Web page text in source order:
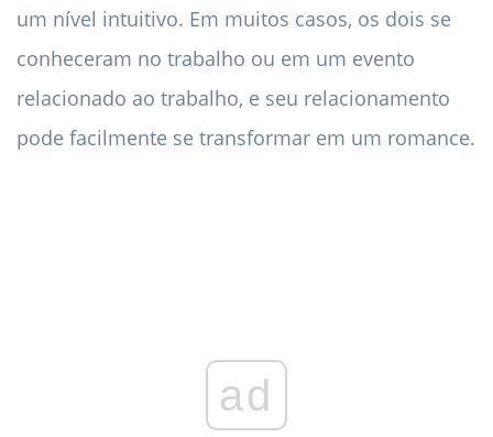
um nível intuitivo. Em muitos casos, os dois se
conheceram no trabalho ou em um evento
relacionado ao trabalho, e seu relacionamento
pode facilmente se transformar em um romance.
ad